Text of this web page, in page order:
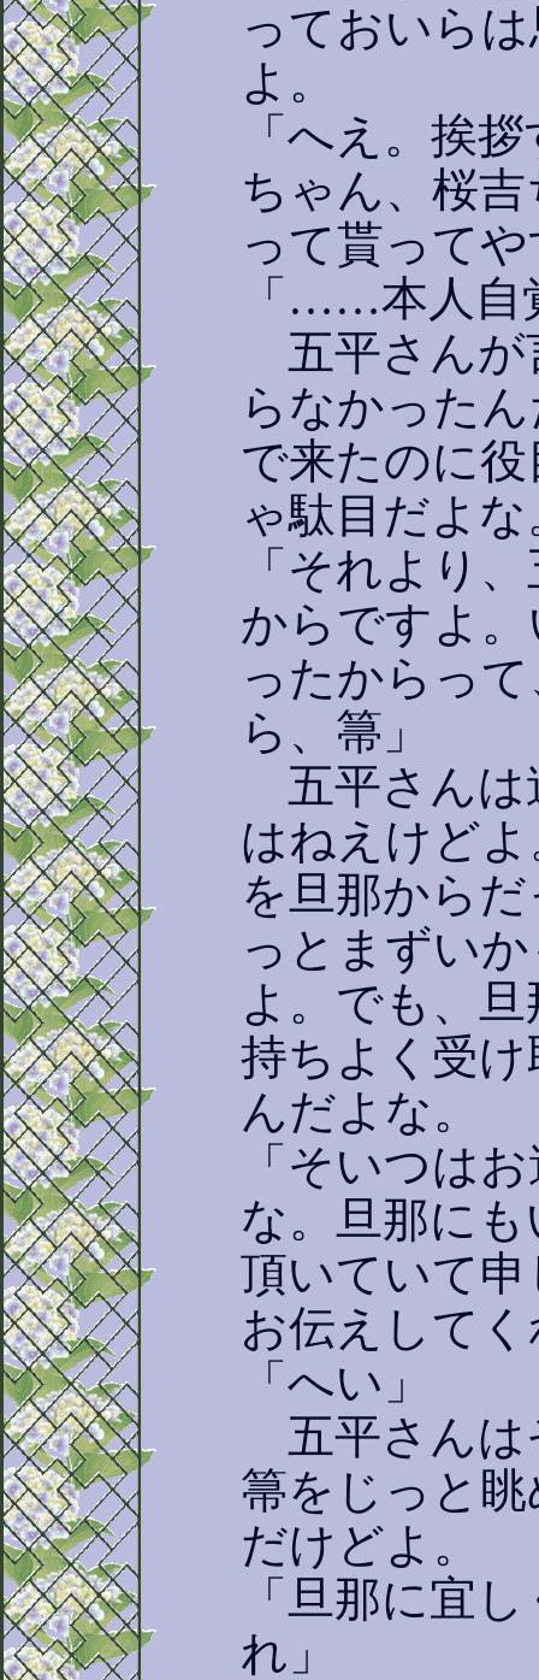
っておいら
よ。
「へえ。挨
ちゃん、桜
って貰って
「……本人自
五平さんが
らなかった
で来たのに
ゃ駄目だよな
「それより
からですよ
ったからっ
ら、箒」
五平さんは
はねえけど
を旦那から
っとまずい
よ。でも、
持ちよく受
んだよな。
「そいつは
な。旦那に
頂いていて
お伝えして
「へい」
五平さんは
箒をじっと
だけどよ。
「旦那に宜
れ」